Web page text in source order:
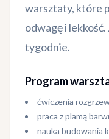
warsztaty, które
odwagę i
tygodnie.
Program
ćwiczenia
praca z plamą
nauka budowania